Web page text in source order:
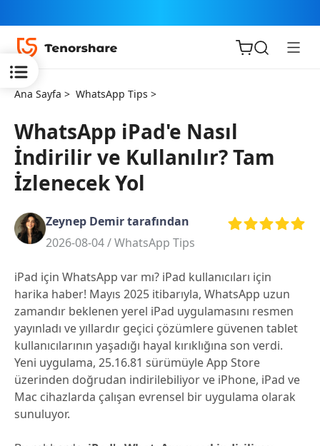
iOS için
ReiBoot
Tenorshare
PDNob
iAnyGo
Ana Sayfa > WhatsApp Tips >
WhatsApp iPad'e Nasıl
İndirilir ve Kullanılır? Tam
İzlenecek Yol
Zeynep Demir tarafından
2026-08-04 /WhatsApp Tips
iPad için WhatsApp var mı? iPad kullanıcıları için
harika haber! Mayıs 2025 itibarıyla, WhatsApp uzun
zamandır beklenen yerel iPad uygulamasını resmen
yayınladı ve yıllardır geçici çözümlere güvenen tablet
kullanıcılarının yaşadığı hayal kırıklığına son verdi.
Yeni uygulama, 25.16.81 sürümüyle App Store
üzerinden doğrudan indirilebiliyor ve iPhone, iPad ve
Mac cihazlarda çalışan evrensel bir uygulama olarak
sunuluyor.